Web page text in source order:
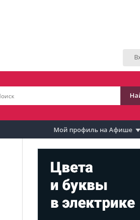
Мои тусовки
Мои места
Перечитать
Мой профиль на Афише